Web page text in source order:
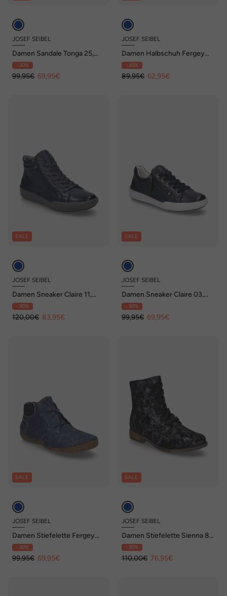
JOSEF SEIBEL
Damen Sandale Tonga 25,
blau
- 30%
99,95€ 69,95€
JOSEF SEIBEL
Damen Halbschuh Fergey
20, ocean
- 30%
89,95€ 62,95€
SALE
JOSEF SEIBEL
Damen Sneaker Claire 11,
indigo
- 30%
120,00€ 83,95€
SALE
JOSEF SEIBEL
Damen Sneaker Claire 03,
indigo
- 30%
99,95€ 69,95€
SALE
JOSEF SEIBEL
Damen Stiefelette Fergey
65, ocean
- 30%
99,95€ 69,95€
SALE
JOSEF SEIBEL
Damen Stiefelette Sienna 82,
iceblue-kombi
- 30%
110,00€ 76,95€